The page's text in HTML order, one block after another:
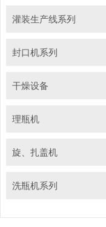
灌装生产线系列
封口机系列
干燥设备
理瓶机
旋、扎盖机
洗瓶机系列